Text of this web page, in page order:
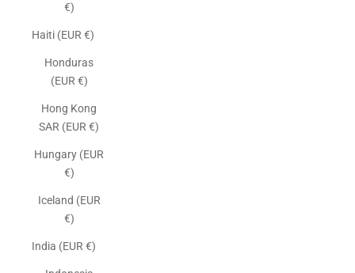
€)
Haiti (EUR €)
Honduras
(EUR €)
Hong Kong
SAR (EUR €)
Hungary (EUR
€)
Iceland (EUR
€)
India (EUR €)